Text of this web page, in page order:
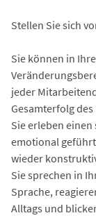
Stellen Sie sich
Sie können in
jeder
Gesamterfolg
Sie erleben
emotional
wieder
Sie sprechen in
Sprache,
Alltags und